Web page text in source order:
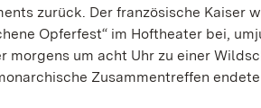
zurück. Der französische Kaiser
Opferfest“ im Hoftheater bei,
morgens um acht Uhr zu einer
Zusammentreffen